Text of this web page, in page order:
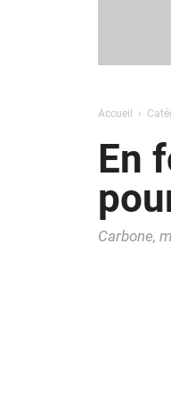
Accueil
En
Carbone,